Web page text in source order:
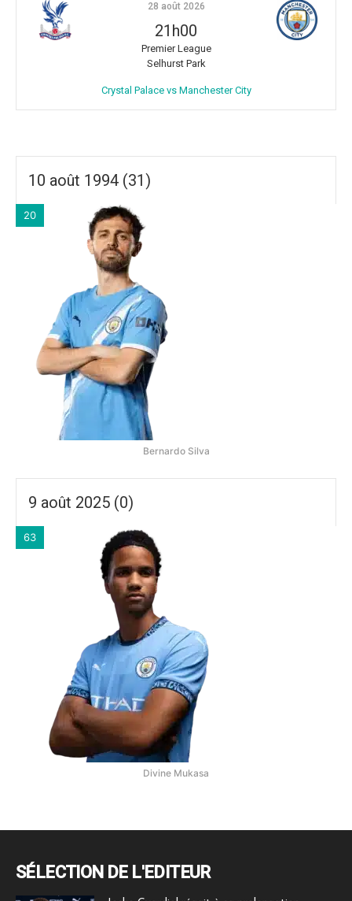
28 août 2026
21h00
Premier League
Selhurst Park
Crystal Palace vs Manchester City
10 août 1994 (31)
20
Bernardo Silva
9 août 2025 (0)
63
Divine Mukasa
SÉLECTION DE L'EDITEUR